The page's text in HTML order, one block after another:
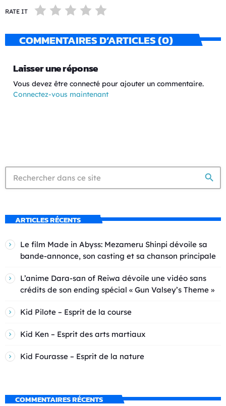
RATE IT
COMMENTAIRES D’ARTICLES (0)
Laisser une réponse
Vous devez être connecté pour ajouter un commentaire.
Connectez-vous maintenant
search
ARTICLES RÉCENTS
Le film Made in Abyss: Mezameru Shinpi dévoile sa
bande-annonce, son casting et sa chanson principale
L’anime Dara-san of Reiwa dévoile une vidéo sans
crédits de son ending spécial « Gun Valsey’s Theme »
Kid Pilote – Esprit de la course
Kid Ken – Esprit des arts martiaux
Kid Fourasse – Esprit de la nature
COMMENTAIRES RÉCENTS